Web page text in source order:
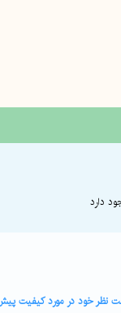
دارد
نظر خود در مورد کیفیت